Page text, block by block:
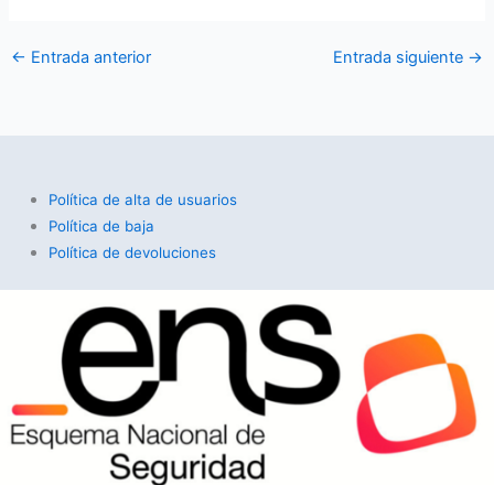
← Entrada anterior Entrada siguiente →
Política de alta de usuarios
Política de baja
Política de devoluciones